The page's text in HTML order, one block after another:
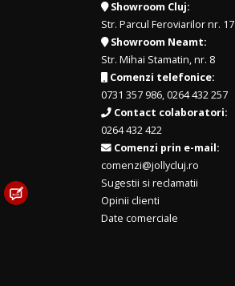
Showroom Cluj:
Str. Parcul Feroviarilor nr. 17
Showroom Neamt:
Str. Mihai Stamatin, nr. 8
Comenzi telefonice:
0731 357 986,0264 432 257
Contact colaboratori:
0264 432 422
Comenzi prin e-mail:
comenzi@jollycluj.ro
Sugestii si reclamatii
Opinii clienti
Date comerciale